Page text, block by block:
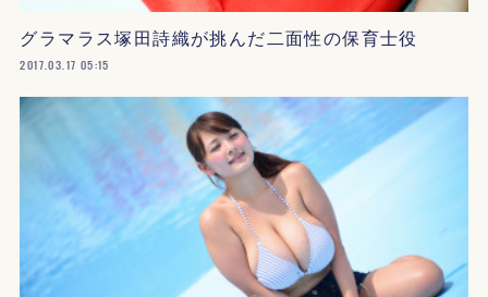
グラマラス塚田詩織が挑んだ二面性の保育士役
2017.03.17 05:15